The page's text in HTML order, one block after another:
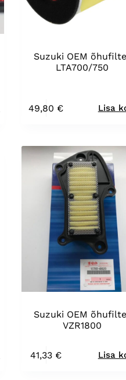
Suzuki OEM
LTA700/750
49,80 € Lisa
Suzuki OEM
VZR1800
41,33 € Lisa